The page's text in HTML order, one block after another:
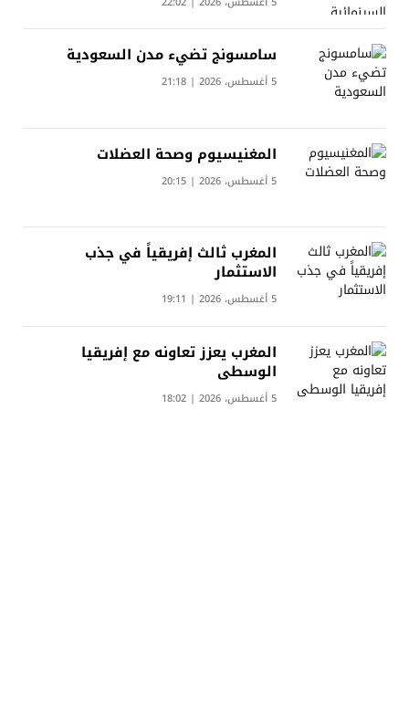
سامسونج تضيء مدن السعودية
5 أغسطس، 2026 | 21:18
المغنيسيوم وصحة العضلات
5 أغسطس، 2026 | 20:15
المغرب ثالث إفريقياً في جذب
الاستثمار
5 أغسطس، 2026 | 19:11
المغرب يعزز تعاونه مع إفريقيا
الوسطى
5 أغسطس، 2026 | 18:02